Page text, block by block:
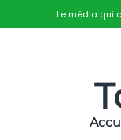
Le média qui